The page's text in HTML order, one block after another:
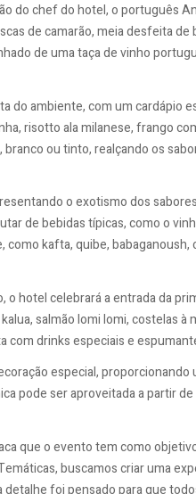
do chef do hotel, o português
de camarão, meia desfeita de
de uma taça de vinho
do ambiente, com um cardápio
risotto ala milanese, frango
ou tinto, realçando os
o exotismo dos
de bebidas típicas, como o
como kafta, quibe,
hotel celebrará a entrada da
salmão lomi lomi, costelas à
com drinks especiais e
especial, proporcionando
pode ser aproveitada a partir
que o evento tem como
buscamos criar uma
foi pensado para que